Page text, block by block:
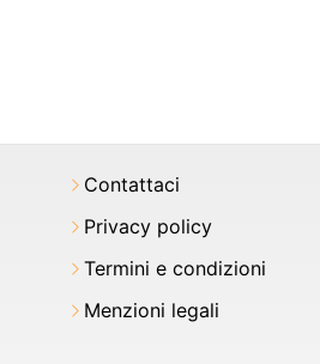
Contattaci
Privacy policy
Termini e condizioni
Menzioni legali